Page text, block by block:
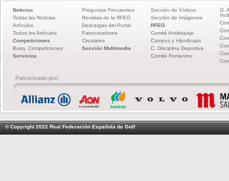
Noticias
Todas las Noticias
Artículos
Todos los Artículos
Competiciones
Busq. Competiciones
Servicios
Preguntas Frecuentes
Revistas de la RFEG
Descargas del Portal
Patrocinadores
Circulares
Sección Multimedia
Sección de Vídeos
Sección de Imágenes
RFEG
Comité Antidopaje
Campos y Hándicaps
C. Disciplina Deportiva
Comité Femenino
G.
© Copyright 2022 Real Federación Española de Golf